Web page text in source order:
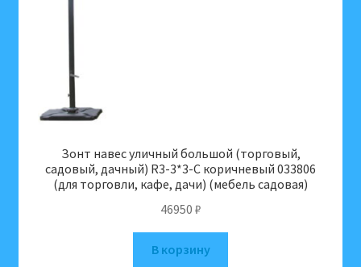
Зонт навес уличный большой (торговый,
садовый, дачный) R3-3*3-C коричневый 033806
(для торговли, кафе, дачи) (мебель садовая)
46950 ₽
В корзину